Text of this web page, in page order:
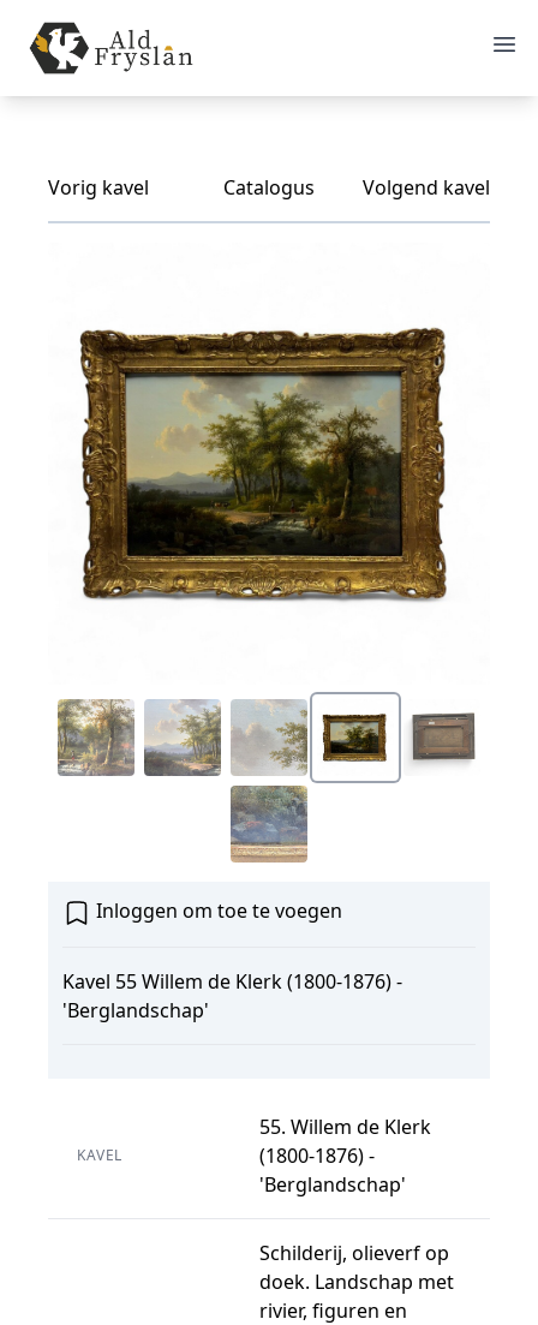
Vorig kavel Catalogus Volgend kavel
Inloggen om toe te voegen
Kavel 55 Willem de Klerk (1800-1876) -
'Berglandschap'
KAVEL
55. Willem de Klerk
(1800-1876) -
'Berglandschap'
Schilderij, olieverf op
doek. Landschap met
rivier, figuren en